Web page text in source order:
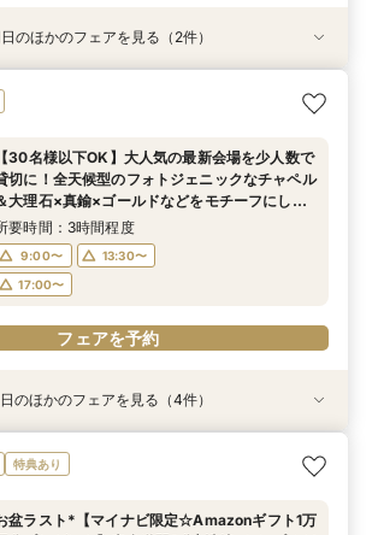
お好きなドレス1着無料】洗練＆シンプル貸切
宅*上質体験
10:00〜
13:30〜
17:00〜
フェアを予約
30名様まで限定特典付】アットホームな少人
婚向け相談会
10:00〜
13:30〜
17:00〜
フェアを予約
のほかのフェアを見る（2件）
【30名様以下OK】大人気の最新会場を少人数で
切に！全天候型のフォトジェニックなチャペル
大理石×真鍮×ゴールドなどをモチーフにした
食事会場など最旬のミニマルウエディングを体
要時間：3時間程度
9:00〜
13:30〜
17:00〜
フェアを予約
盆BIG*【マイナビウエディング限定
ギフト券1万円プレゼント】10大特典
品ある非日常空間の披露宴会場を見学×シェフ
要時間：3時間程度
期間でも理想が叶う◆安心サポート×豪華特典
フェア
レス1着無料で選べる*上質デザイナーズメゾン
切Ｗ×絶品試食
料理重視◎】国産牛・トリュフ”五感で愉し
”フルコース試食
のほかのフェアを見る（4件）
特典あり
盆ラスト*【マイナビ限定☆Amazonギフト1万